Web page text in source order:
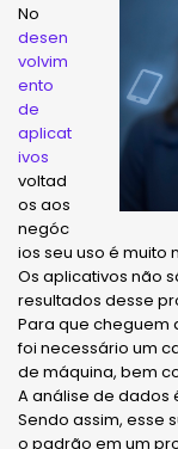
No
desen
volvim
ento
de
aplicat
ivos
voltad
os aos
negóc
ios seu uso é muito
Os aplicativos não
resultados desse
Para que cheguem
foi necessário um
de máquina, bem
A análise de dados
Sendo assim, esse
o padrão em um